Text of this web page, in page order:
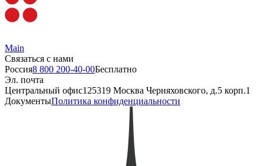
Main
Связаться с нами
Россия8 800 200-40-00Бесплатно
Эл. почта
Центральный офис125319 Москва Черняховского, д.5 корп.1
ДокументыПолитика конфиденциальности